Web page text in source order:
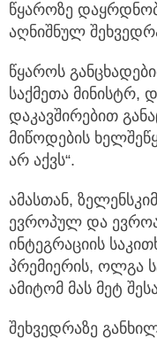
წყაროზე
აღნიშნულ
წყაროს
საქმეთა მინისტრ,
დაკავშირებით
მიწოდების
არ აქვს“.
ამასთან,
ევროპულ და
ინტეგრაციის
პრემიერის, ოლგა
ამიტომ მას მეტ
შეხვედრაზე